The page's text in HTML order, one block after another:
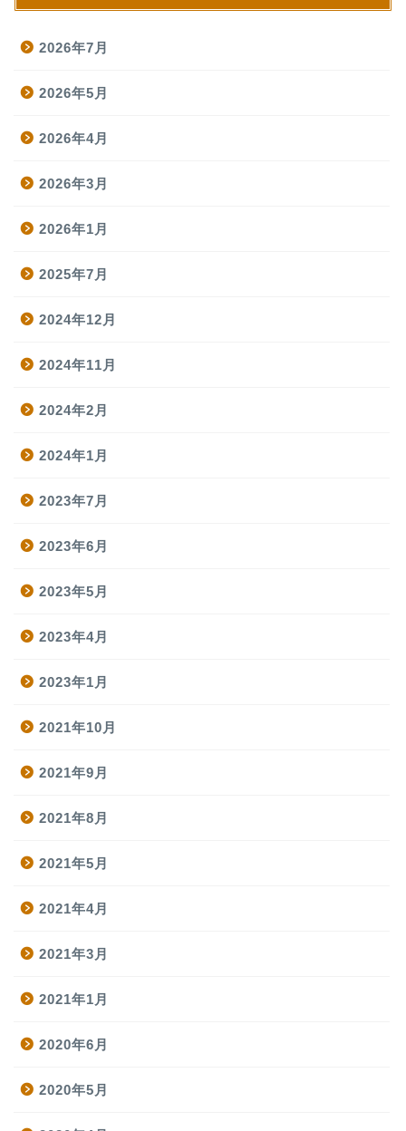
2026年7月
2026年5月
2026年4月
2026年3月
2026年1月
2025年7月
2024年12月
2024年11月
2024年2月
2024年1月
2023年7月
2023年6月
2023年5月
2023年4月
2023年1月
2021年10月
2021年9月
2021年8月
2021年5月
2021年4月
2021年3月
2021年1月
2020年6月
2020年5月